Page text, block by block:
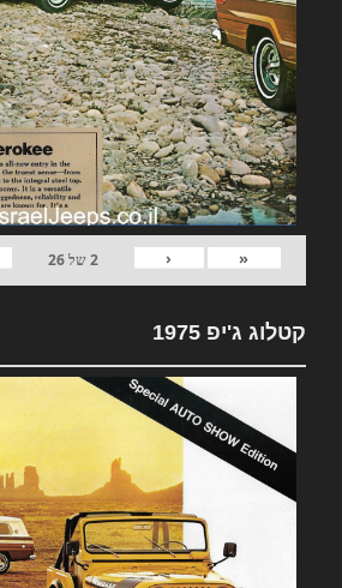
«
‹
2של26
קטלוג ג'יפ 1975